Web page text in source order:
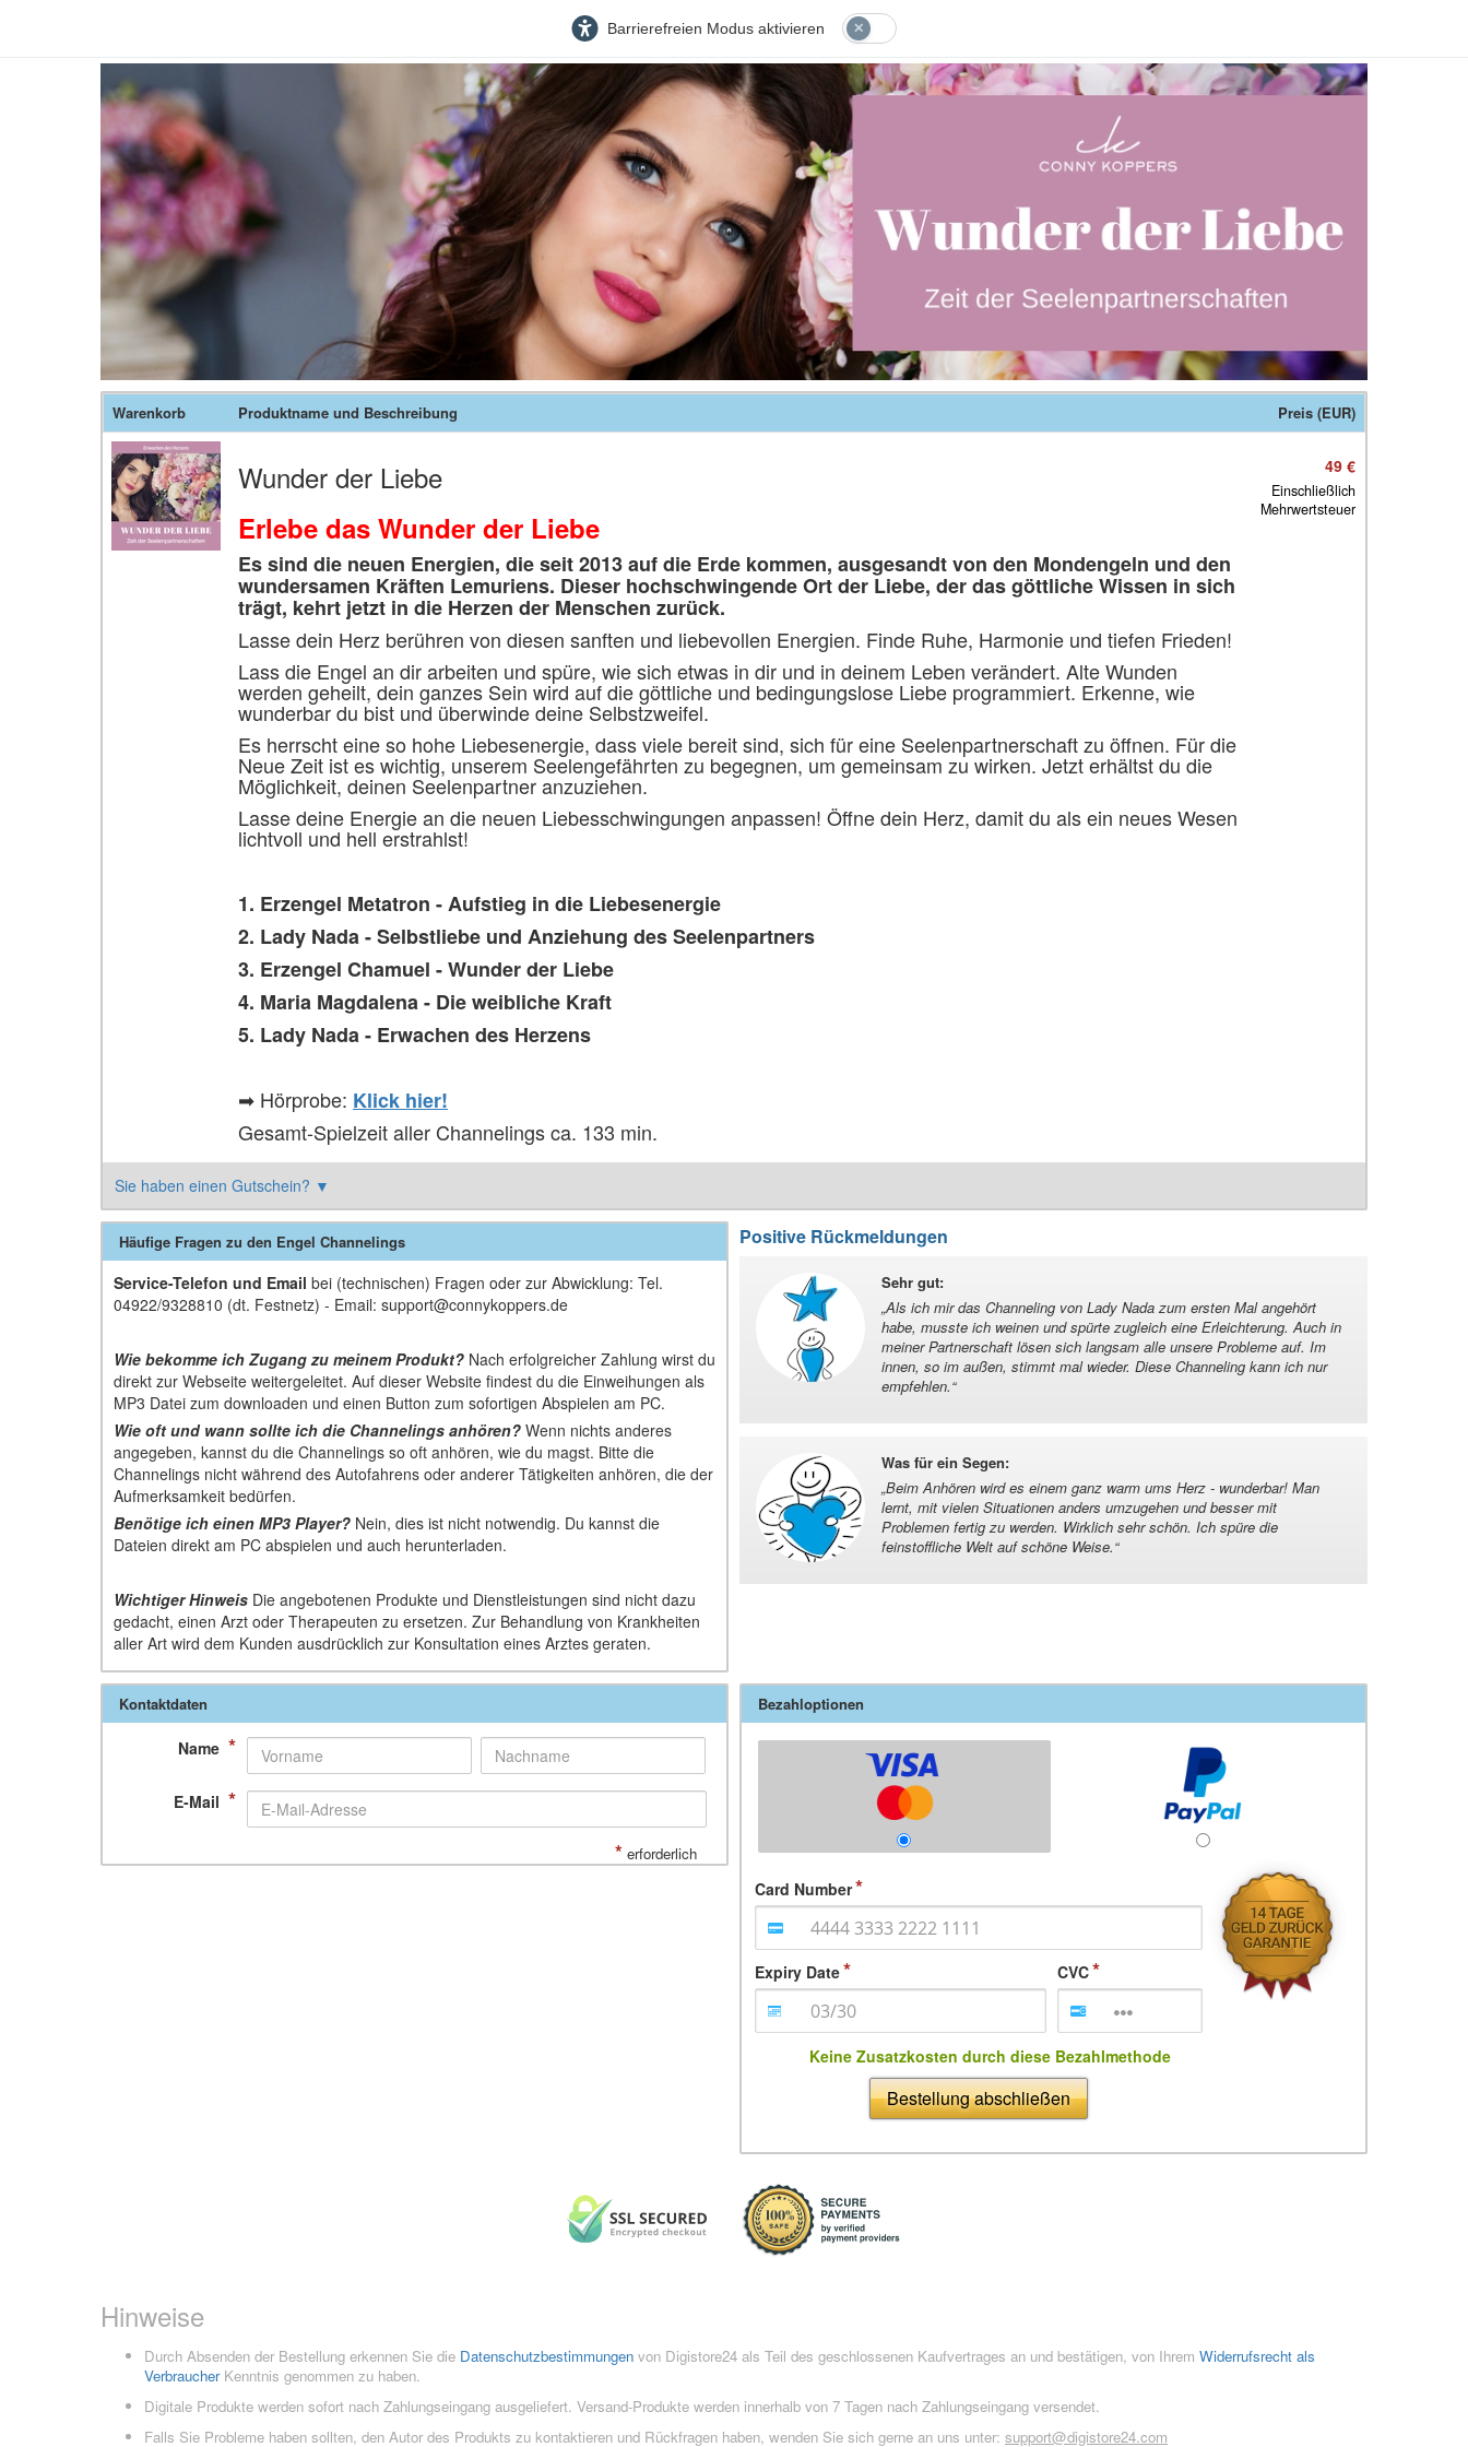
Barrierefreien Modus aktivieren
Warenkorb Produktname und Beschreibung Preis (EUR)
Wunder der Liebe
Erlebe das Wunder der Liebe
Es sind die neuen Energien, die seit 2013 auf die Erde kommen, ausgesandt von den Mondengeln und den
wundersamen Kräften Lemuriens. Dieser hochschwingende Ort der Liebe, der das göttliche Wissen in sich
trägt, kehrt jetzt in die Herzen der Menschen zurück.
Lasse dein Herz berühren von diesen sanften und liebevollen Energien. Finde Ruhe, Harmonie und tiefen Frieden!
Lass die Engel an dir arbeiten und spüre, wie sich etwas in dir und in deinem Leben verändert. Alte Wunden
werden geheilt, dein ganzes Sein wird auf die göttliche und bedingungslose Liebe programmiert. Erkenne, wie
wunderbar du bist und überwinde deine Selbstzweifel.
Es herrscht eine so hohe Liebesenergie, dass viele bereit sind, sich für eine Seelenpartnerschaft zu öffnen. Für die
Neue Zeit ist es wichtig, unserem Seelengefährten zu begegnen, um gemeinsam zu wirken. Jetzt erhältst du die
Möglichkeit, deinen Seelenpartner anzuziehen.
Lasse deine Energie an die neuen Liebesschwingungen anpassen! Öffne dein Herz, damit du als ein neues Wesen
lichtvoll und hell erstrahlst!
1. Erzengel Metatron - Aufstieg in die Liebesenergie
2. Lady Nada - Selbstliebe und Anziehung des Seelenpartners
3. Erzengel Chamuel - Wunder der Liebe
4. Maria Magdalena - Die weibliche Kraft
5. Lady Nada - Erwachen des Herzens
➡ Hörprobe: Klick hier!
Gesamt-Spielzeit aller Channelings ca. 133 min.
49 €
Einschließlich
Mehrwertsteuer
Sie haben einen Gutschein? ▼
Häufige Fragen zu den Engel Channelings
Service-Telefon und Email bei (technischen) Fragen oder zur Abwicklung: Tel.
04922/9328810 (dt. Festnetz) - Email: support@connykoppers.de
Wie bekomme ich Zugang zu meinem Produkt? Nach erfolgreicher Zahlung wirst du
direkt zur Webseite weitergeleitet. Auf dieser Website findest du die Einweihungen als
MP3 Datei zum downloaden und einen Button zum sofortigen Abspielen am PC.
Wie oft und wann sollte ich die Channelings anhören? Wenn nichts anderes
angegeben, kannst du die Channelings so oft anhören, wie du magst. Bitte die
Channelings nicht während des Autofahrens oder anderer Tätigkeiten anhören, die der
Aufmerksamkeit bedürfen.
Benötige ich einen MP3 Player? Nein, dies ist nicht notwendig. Du kannst die
Dateien direkt am PC abspielen und auch herunterladen.
Wichtiger Hinweis Die angebotenen Produkte und Dienstleistungen sind nicht dazu
gedacht, einen Arzt oder Therapeuten zu ersetzen. Zur Behandlung von Krankheiten
aller Art wird dem Kunden ausdrücklich zur Konsultation eines Arztes geraten.
Positive Rückmeldungen
Sehr gut:
„Als ich mir das Channeling von Lady Nada zum ersten Mal angehört
habe, musste ich weinen und spürte zugleich eine Erleichterung. Auch in
meiner Partnerschaft lösen sich langsam alle unsere Probleme auf. Im
innen, so im außen, stimmt mal wieder. Diese Channeling kann ich nur
empfehlen.“
Was für ein Segen:
„Beim Anhören wird es einem ganz warm ums Herz - wunderbar! Man
lernt, mit vielen Situationen anders umzugehen und besser mit
Problemen fertig zu werden. Wirklich sehr schön. Ich spüre die
feinstoffliche Welt auf schöne Weise.“
Kontaktdaten
Name *
E-Mail *
* erforderlich
Bezahloptionen
Card Number
Expiry Date CVC
Keine Zusatzkosten durch diese Bezahlmethode
Bestellung abschließen
Hinweise
Durch Absenden der Bestellung erkennen Sie die Datenschutzbestimmungen von Digistore24 als Teil des geschlossenen Kaufvertrages an und bestätigen, von Ihrem Widerrufsrecht als
VerbraucherKenntnis genommen zu haben.
Digitale Produkte werden sofort nach Zahlungseingang ausgeliefert. Versand-Produkte werden innerhalb von 7 Tagen nach Zahlungseingang versendet.
Falls Sie Probleme haben sollten, den Autor des Produkts zu kontaktieren und Rückfragen haben, wenden Sie sich gerne an uns unter: support@digistore24.com